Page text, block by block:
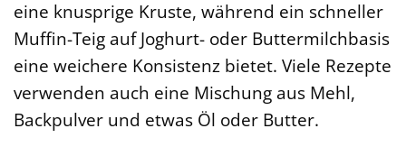
eine knusprige Kruste, während ein schneller
Muffin-Teig auf Joghurt- oder Buttermilchbasis
eine weichere Konsistenz bietet. Viele Rezepte
verwenden auch eine Mischung aus Mehl,
Backpulver und etwas Öl oder Butter.